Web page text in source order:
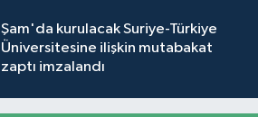
Şam'da kurulacak Suriye-Türkiye
Üniversitesine ilişkin mutabakat
zaptı imzalandı